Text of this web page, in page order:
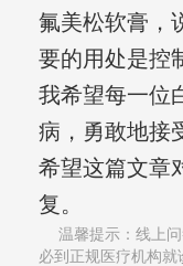
氟美松软膏，
要的用处是控
我希望每一位
病，勇敢地接
希望这篇文章
复。
温馨提示：线上
必到正规医疗机构就